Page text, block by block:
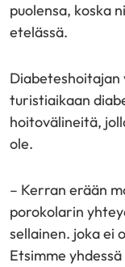
puolensa, koska
etelässä.
turistiaikaan
hoitovälineitä,
ole.
– Kerran erään
porokolarin
sellainen. joka ei
Etsimme